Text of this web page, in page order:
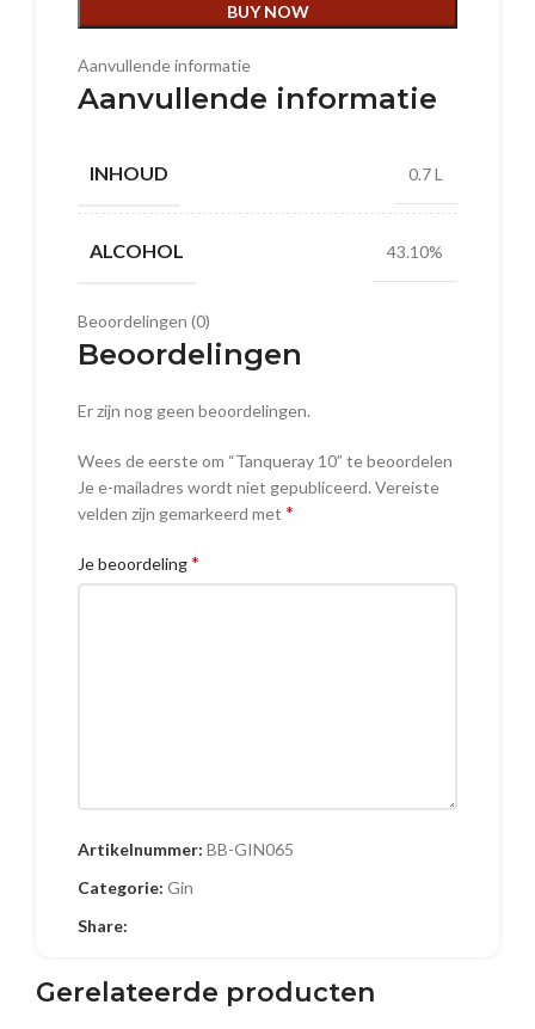
BUY NOW
Aanvullende informatie
Aanvullende informatie
INHOUD 0.7 L
ALCOHOL 43.10%
Beoordelingen (0)
Beoordelingen
Er zijn nog geen beoordelingen.
Wees de eerste om “Tanqueray 10” te beoordelen
Je e-mailadres wordt niet gepubliceerd.Vereiste
velden zijn gemarkeerd met *
Je beoordeling*
Naam
Artikelnummer: BB-GIN065
Categorie: Gin
Share:
Gerelateerde producten